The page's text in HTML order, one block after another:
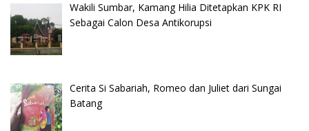
Wakili Sumbar, Kamang Hilia Ditetapkan KPK RI
Sebagai Calon Desa Antikorupsi
Cerita Si Sabariah, Romeo dan Juliet dari Sungai
Batang